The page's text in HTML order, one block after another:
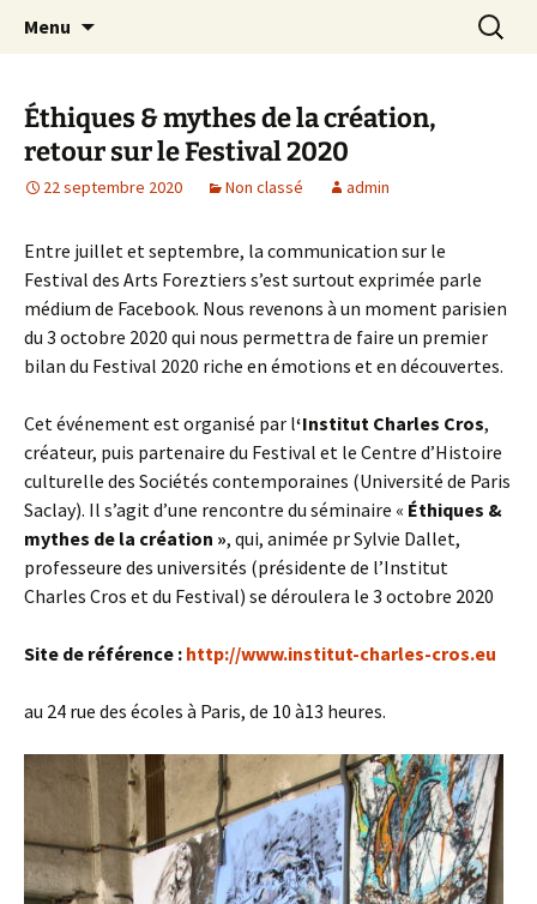
Les arts foreztiers
Festival de création contemporaine à
Chavaniac-Lafayette, Forez, Haute-loire,
Auvergne
Menu
Éthiques & mythes de la création,
retour sur le Festival 2020
22 septembre 2020 Non classé admin
Entre juillet et septembre, la communication sur le
Festival des Arts Foreztiers s’est surtout exprimée parle
médium de Facebook. Nous revenons à un moment parisien
du 3 octobre 2020 qui nous permettra de faire un premier
bilan du Festival 2020 riche en émotions et en découvertes.
Cet événement est organisé par l‘Institut Charles Cros,
créateur, puis partenaire du Festival et le Centre d’Histoire
culturelle des Sociétés contemporaines (Université de Paris
Saclay). Il s’agit d’une rencontre du séminaire « Éthiques &
mythes de la création », qui, animée pr Sylvie Dallet,
professeure des universités (présidente de l’Institut
Charles Cros et du Festival) se déroulera le 3 octobre 2020
Site de référence : http://www.institut-charles-cros.eu
au 24 rue des écoles à Paris, de 10 à13 heures.